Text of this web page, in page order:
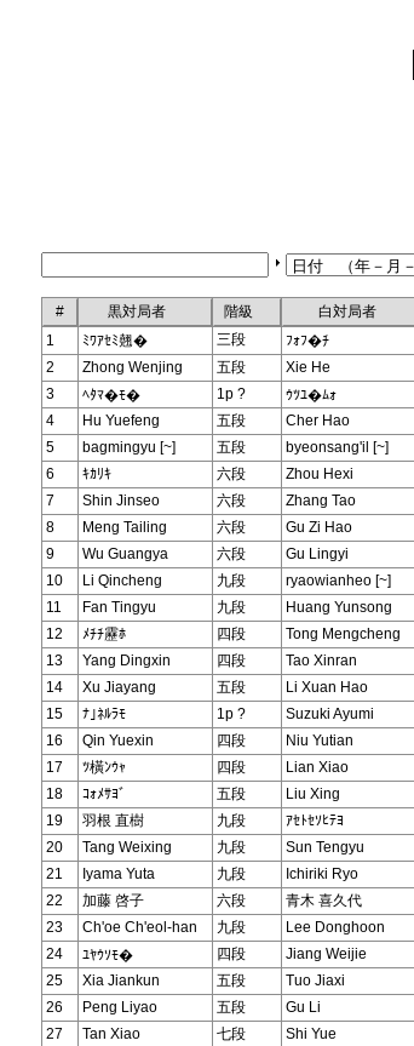
# 黒対局者 階級 白対局者
1
ﾐﾜｱｾﾐ翹� 三段 ﾌｫﾌ�ﾁ
2
Zhong Wenjing 五段 Xie He
3
ﾍﾀﾏ�ﾓ� 1p ? ｳﾂﾕ�ﾑｫ
4
Hu Yuefeng 五段 Cher Hao
5
bagmingyu [~] 五段 byeonsang'il [~]
6
ｷｶﾘｷ 六段 Zhou Hexi
7
Shin Jinseo 六段 Zhang Tao
8
Meng Tailing 六段 Gu Zi Hao
9
Wu Guangya 六段 Gu Lingyi
10
Li Qincheng 九段 ryaowianheo [~]
11
Fan Tingyu 九段 Huang Yunsong
12
ﾒﾁﾁ靂ﾎ 四段 Tong Mengcheng
13
Yang Dingxin 四段 Tao Xinran
14
Xu Jiayang 五段 Li Xuan Hao
15
ﾅ｣ﾈﾙﾗﾓ 1p ? Suzuki Ayumi
16
Qin Yuexin 四段 Niu Yutian
17
ﾂ橫ﾝｳｬ 四段 Lian Xiao
18
ｺｫﾒｻﾖﾞ 五段 Liu Xing
19
羽根 直樹 九段 ｱｾﾄｾｿﾋﾃﾖ
20
Tang Weixing 九段 Sun Tengyu
21
Iyama Yuta 九段 Ichiriki Ryo
22
加藤 啓子 六段 青木 喜久代
23
Ch'oe Ch'eol-han 九段 Lee Donghoon
24
ﾕﾔｳｿﾓ� 四段 Jiang Weijie
25
Xia Jiankun 五段 Tuo Jiaxi
26
Peng Liyao 五段 Gu Li
27
Tan Xiao 七段 Shi Yue